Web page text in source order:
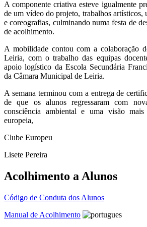
A componente criativa esteve igualmente
de um vídeo do projeto, trabalhos artísticos,
e coreografias, culminando numa festa de
de acolhimento.
A mobilidade contou com a colaboração
Leiria, com o trabalho das equipas
apoio logístico da Escola Secundária
da Câmara Municipal de Leiria.
A semana terminou com a entrega de
de que os alunos regressaram com
consciência ambiental e uma visão
europeia,
Clube Europeu
Lisete Pereira
Acolhimento a Alunos
Código de Conduta dos Alunos
Manual de Acolhimento